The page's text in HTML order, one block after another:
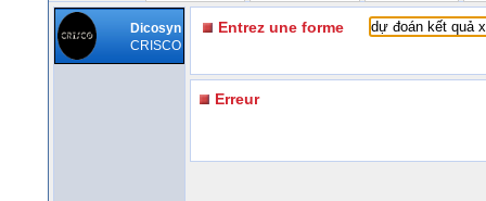
Dicosyn
CRISCO
Entrez une forme
Erreur